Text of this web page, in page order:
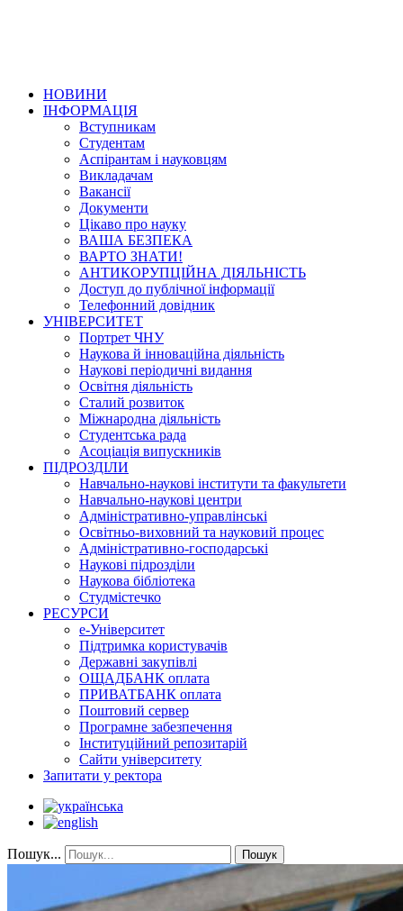
НОВИНИ
ІНФОРМАЦІЯ
Вступникам
Студентам
Аспірантам і науковцям
Викладачам
Вакансії
Документи
Цікаво про науку
ВАША БЕЗПЕКА
ВАРТО ЗНАТИ!
АНТИКОРУПЦІЙНА ДІЯЛЬНІСТЬ
Доступ до публічної інформації
Телефонний довідник
УНІВЕРСИТЕТ
Портрет ЧНУ
Наукова й інноваційна діяльність
Наукові періодичні видання
Освітня діяльність
Сталий розвиток
Міжнародна діяльність
Студентська рада
Асоціація випускників
ПІДРОЗДІЛИ
Навчально-наукові інститути та факультети
Навчально-наукові центри
Адміністративно-управлінські
Освітньо-виховний та науковий процес
Адміністративно-господарські
Наукові підрозділи
Наукова бібліотека
Студмістечко
РЕСУРСИ
е-Університет
Підтримка користувачів
Державні закупівлі
ОЩАДБАНК оплата
ПРИВАТБАНК оплата
Поштовий сервер
Програмне забезпечення
Інституційний репозитарій
Сайти університету
Запитати у ректора
Пошук... Пошук